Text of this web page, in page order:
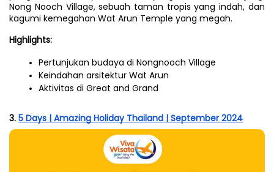
Nong Nooch Village, sebuah taman tropis yang indah, dan
kagumi kemegahan Wat Arun Temple yang megah.
Highlights:
Pertunjukan budaya di Nongnooch Village
Keindahan arsitektur Wat Arun
Aktivitas di Great and Grand
3. 5 Days | Amazing Holiday Thailand | September 2024